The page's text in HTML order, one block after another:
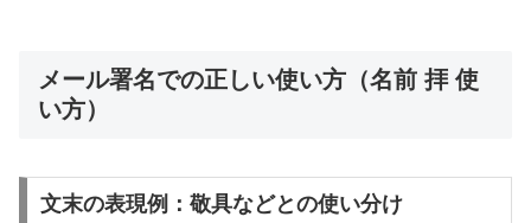
メール署名での正しい使い方（名前 拝 使
い方）
文末の表現例：敬具などとの使い分け